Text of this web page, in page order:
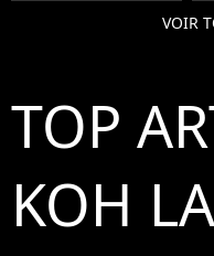
VOIR
TOP
KOH